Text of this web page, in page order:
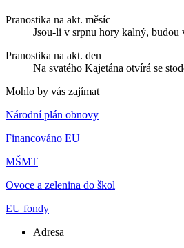
Pranostika na akt. měsíc
Jsou-li v srpnu hory kalný, budou
Pranostika na akt. den
Na svatého Kajetána otvírá se
Mohlo by vás zajímat
Národní plán obnovy
Financováno EU
MŠMT
Ovoce a zelenina do škol
EU fondy
Adresa